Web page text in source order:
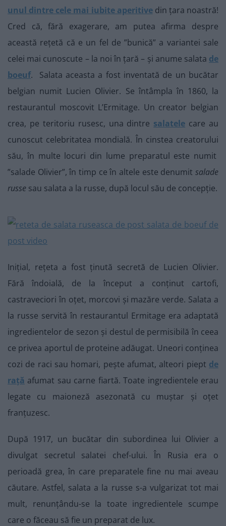
unul dintre cele mai iubite aperitivedin țara noastră!
Cred că, fără exagerare, am putea afirma despre
această rețetă că e un fel de ”bunică” a variantei sale
celei mai cunoscute – la noi în țară – și anume salata de
boeuf. Salata aceasta a fost inventată de un bucătar
belgian numit Lucien Olivier. Se întâmpla în 1860, la
restaurantul moscovit L’Ermitage. Un creator belgian
crea, pe teritoriu rusesc, una dintre salatele care au
cunoscut celebritatea mondială. În cinstea creatorului
său, în multe locuri din lume preparatul este numit
”salade Olivier”, în timp ce în altele este denumit salade
russe sau salata a la russe, după locul său de concepție.
Inițial, rețeta a fost ținută secretă de Lucien Olivier.
Fără îndoială, de la început a conținut cartofi,
castraveciori în oțet, morcovi și mazăre verde. Salata a
la russe servită în restaurantul Ermitage era adaptată
ingredientelor de sezon și destul de permisibilă în ceea
ce privea aportul de proteine adăugat. Uneori conținea
cozi de raci sau homari, pește afumat, alteori piept de
rață afumat sau carne fiartă. Toate ingredientele erau
legate cu maioneză asezonată cu muștar și oțet
franțuzesc.
După 1917, un bucătar din subordinea lui Olivier a
divulgat secretul salatei chef-ului. În Rusia era o
perioadă grea, în care preparatele fine nu mai aveau
căutare. Astfel, salata a la russe s-a vulgarizat tot mai
mult, renunțându-se la toate ingredientele scumpe
care o făceau să fie un preparat de lux.